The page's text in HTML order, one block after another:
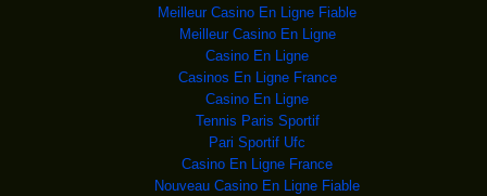
ADF : Qui est derriè
Plus d’une année après le
déclenchement de l’o
RDC :Député national
Député
national de l'UNC Mushi
CAMEROUN: UNE CENTAI
Des femmes
préparent le repas, le 13 novembr
L'armée congolaise
Meilleur Casino En Ligne Fiable
Meilleur Casino En Ligne
Casino En Ligne
Casinos En Ligne France
Casino En Ligne
Tennis Paris Sportif
Pari Sportif Ufc
Casino En Ligne France
Nouveau Casino En Ligne Fiable